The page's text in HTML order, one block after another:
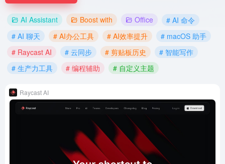
AI Assistant Boost with Office
# AI 命令
# AI 聊天
# AI办公工具 # AI效率提升
# macOS 助手
# Raycast AI
# 云同步 # 剪贴板历史
# 智能写作
# 生产力工具
# 编程辅助 # 自定义主题
Raycast AI